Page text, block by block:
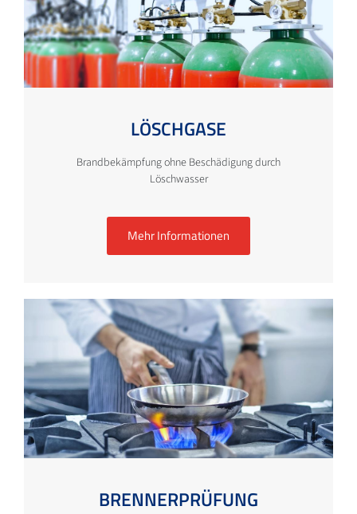
LÖSCHGASE
Brandbekämpfung ohne Beschädigung durch
Löschwasser
Mehr Informationen
BRENNERPRÜFUNG